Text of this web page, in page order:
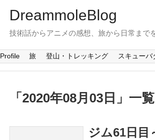
DreammoleBlog
技術話からアニメの感想、旅から日常まで
Profile 旅 登山・トレッキング スキューバ
「 2020年08月03日 」 一覧
ジム61日目